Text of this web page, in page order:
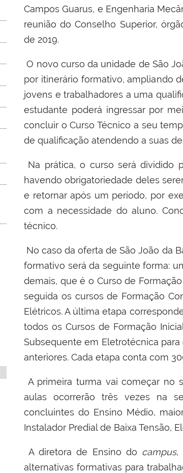
Campos Guarus, e Engenharia
reunião do Conselho Superior,
de 2019.
O novo curso da unidade de São
por itinerário formativo, ampliando
jovens e trabalhadores a uma
estudante poderá ingressar por
concluir o Curso Técnico a seu
de qualificação atendendo a suas
Na prática, o curso será dividido
havendo obrigatoriedade deles
e retornar após um período, por
com a necessidade do aluno.
técnico.
No caso da oferta de São João da
formativo será da seguinte forma:
demais, que é o Curso de
seguida os cursos de Formação
Elétricos. A última etapa
todos os Cursos de Formação
Subsequente em Eletrotécnica
anteriores. Cada etapa conta com
A primeira turma vai começar no
aulas ocorrerão três vezes na
concluintes do Ensino Médio,
Instalador Predial de Baixa Tensão,
A diretora de Ensino do campus,
alternativas formativas para